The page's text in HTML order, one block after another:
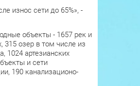
износ сети до 65%», -
объекты - 1657 рек и
315 озер в том числе из
1024 артезианских
и сети
190 канализационо-